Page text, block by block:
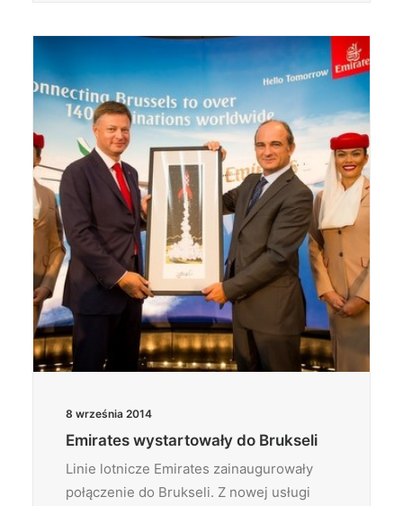
8 września 2014
Emirates wystartowały do Brukseli
Linie lotnicze Emirates zainaugurowały
połączenie do Brukseli. Z nowej usługi